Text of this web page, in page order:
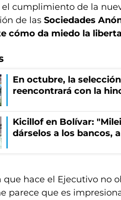
el cumplimiento de la
de las Sociedades
cómo da miedo la
En octubre, la
reencontrará con la
Kicillof en Bolívar:
dárselos a los bancos,
que hace el Ejecutivo no
parece que es